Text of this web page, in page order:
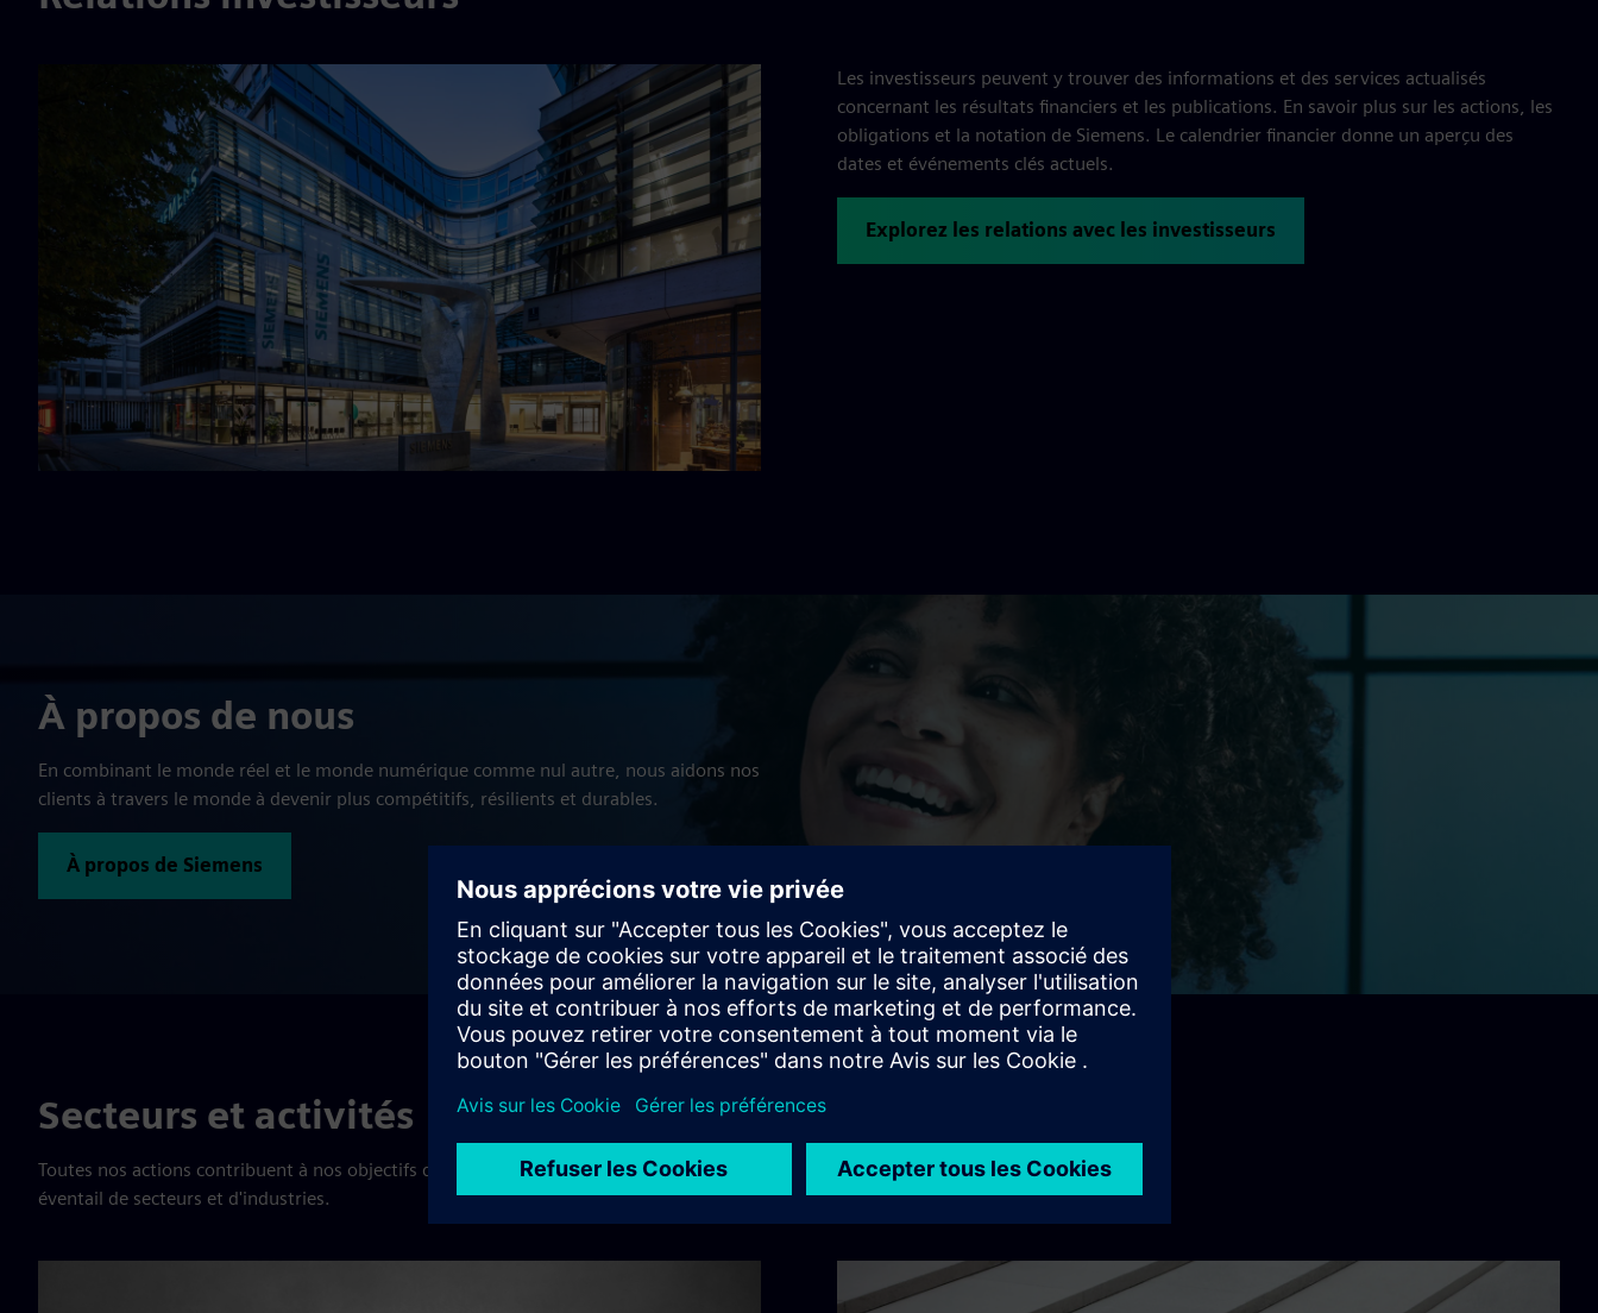
Les investisseurs peuvent y trouver des informations et des services actualisés
concernant les résultats financiers et les publications. En savoir plus sur les actions, les
obligations et la notation de Siemens. Le calendrier financier donne un aperçu des
dates et événements clés actuels.
Explorez les relations avec les investisseurs
À propos de nous
En combinant le monde réel et le monde numérique comme nul autre, nous aidons nos
clients à travers le monde à devenir plus compétitifs, résilients et durables.
À propos de Siemens
Secteurs et activités
Toutes nos actions contribuent à nos objectifs de réduction des émissions de carbone et de numérisation d'un large
éventail de secteurs et d'industries.